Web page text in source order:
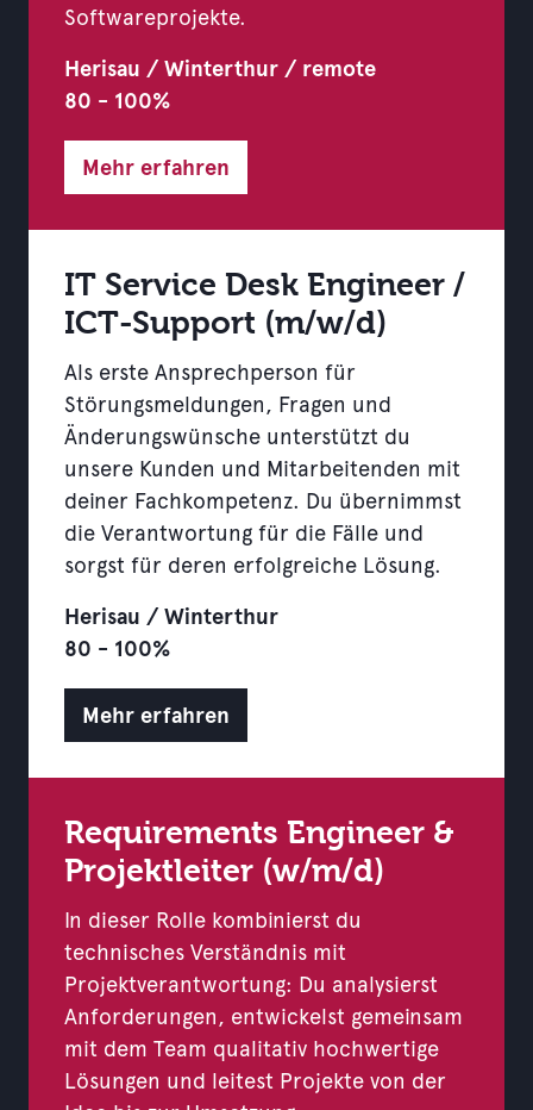
Softwareprojekte.
Herisau / Winterthur / remote
80 - 100%
Mehr erfahren
IT Service Desk Engineer /
ICT-Support (m/w/d)
Als erste Ansprechperson für
Störungsmeldungen, Fragen und
Änderungswünsche unterstützt du
unsere Kunden und Mitarbeitenden mit
deiner Fachkompetenz. Du übernimmst
die Verantwortung für die Fälle und
sorgst für deren erfolgreiche Lösung.
Herisau / Winterthur
80 - 100%
Mehr erfahren
Requirements Engineer &
Projektleiter (w/m/d)
In dieser Rolle kombinierst du
technisches Verständnis mit
Projektverantwortung: Du analysierst
Anforderungen, entwickelst gemeinsam
mit dem Team qualitativ hochwertige
Lösungen und leitest Projekte von der